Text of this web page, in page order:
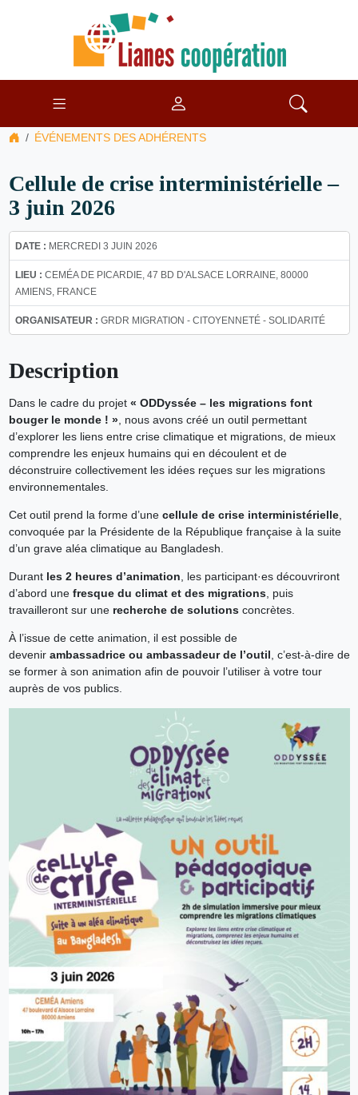
ÉVÉNEMENTS DES ADHÉRENTS
Cellule de crise interministérielle –
3 juin 2026
DATE : MERCREDI 3 JUIN 2026
LIEU : CEMÉA DE PICARDIE, 47 BD D'ALSACE LORRAINE, 80000
AMIENS, FRANCE
ORGANISATEUR : GRDR MIGRATION - CITOYENNETÉ - SOLIDARITÉ
Description
Dans le cadre du projet « ODDyssée – les migrations font
bouger le monde ! », nous avons créé un outil permettant
d’explorer les liens entre crise climatique et migrations, de mieux
comprendre les enjeux humains qui en découlent et de
déconstruire collectivement les idées reçues sur les migrations
environnementales.
Cet outil prend la forme d’une cellule de crise interministérielle,
convoquée par la Présidente de la République française à la suite
d’un grave aléa climatique au Bangladesh.
Durant les 2 heures d’animation , les participant·es découvriront
d’abord une fresque du climat et des migrations, puis
travailleront sur une recherche de solutionsconcrètes.
À l’issue de cette animation, il est possible de
devenir ambassadrice ou ambassadeur de l’outil , c’est-à-dire de
se former à son animation afin de pouvoir l’utiliser à votre tour
auprès de vos publics.